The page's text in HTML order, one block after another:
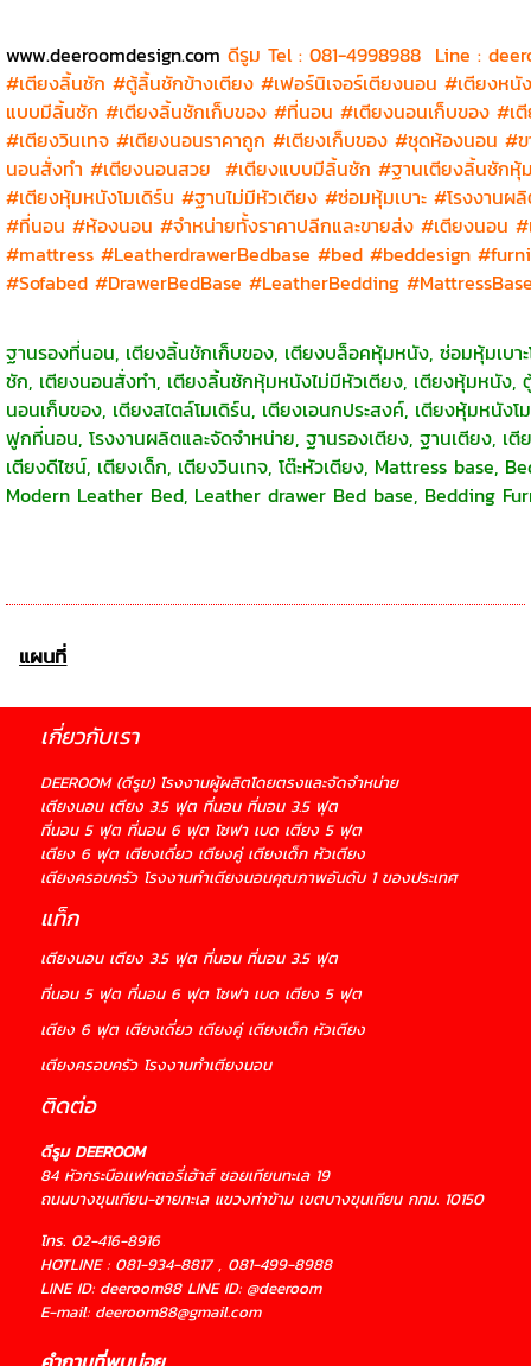
www.deeroomdesign.com ดีรูม Tel : 081-4998988 Line :
#เตียงลิ้นชัก #ตู้ลิ้นชักข้างเตียง #เฟอร์นิเจอร์เตียงนอน #เตียงห
แบบมีลิ้นชัก #เตียงลิ้นชักเก็บของ #ที่นอน #เตียงนอนเก็บของ #
#เตียงวินเทจ #เตียงนอนราคาถูก #เตียงเก็บของ #ชุดห้องนอน
นอนสั่งทำ #เตียงนอนสวย #เตียงแบบมีลิ้นชัก #ฐานเตียงลิ้นชักหุ้
#เตียงหุ้มหนังโมเดิร์น #ฐานไม่มีหัวเตียง #ซ่อมหุ้มเบาะ #โรงงาน
#ที่นอน #ห้องนอน #จำหน่ายทั้งราคาปลีกและขายส่ง #เตียงนอน
#mattress #LeatherdrawerBedbase #bed #beddesign
#Sofabed #DrawerBedBase #LeatherBedding
ฐานรองที่นอน, เตียงลิ้นชักเก็บของ, เตียงบล็อคหุ้มหนัง, ซ่อมหุ้มเบา
ชัก, เตียงนอนสั่งทำ, เตียงลิ้นชักหุ้มหนังไม่มีหัวเตียง, เตียงหุ้มหนัง,
นอนเก็บของ, เตียงสไตล์โมเดิร์น, เตียงเอนกประสงค์, เตียงหุ้มหนังโ
ฟูกที่นอน, โรงงานผลิตและจัดจำหน่าย, ฐานรองเตียง, ฐานเตียง, เ
เตียงดีไซน์, เตียงเด็ก, เตียงวินเทจ, โต๊ะหัวเตียง, Mattress base,
Modern Leather Bed, Leather drawer Bed base, Bedding
แผนที่
เกี่ยวกับเรา
DEEROOM (ดีรูม) โรงงานผู้ผลิตโดยตรงและจัดจำหน่าย
เตียงนอน เตียง 3.5 ฟุต ที่นอน ที่นอน 3.5 ฟุต
ที่นอน 5 ฟุต ที่นอน 6 ฟุต โซฟา เบด เตียง 5 ฟุต
เตียง 6 ฟุต เตียงเดี่ยว เตียงคู่ เตียงเด็ก หัวเตียง
เตียงครอบครัว โรงงานทำเตียงนอนคุณภาพอันดับ 1 ของประเทศ
แท็ก
เตียงนอน เตียง 3.5 ฟุต ที่นอน ที่นอน 3.5 ฟุต
ที่นอน 5 ฟุต ที่นอน 6 ฟุต โซฟา เบด เตียง 5 ฟุต
เตียง 6 ฟุต เตียงเดี่ยว เตียงคู่ เตียงเด็ก หัวเตียง
เตียงครอบครัว โรงงานทำเตียงนอน
ติดต่อ
ดีรูม DEEROOM
84 หัวกระบือเเฟคตอรี่เฮ้าส์ ซอยเทียนทะเล 19
ถนนบางขุนเทียน-ชายทะเล แขวงท่าข้าม เขตบางขุนเทียน กทม. 10150
โทร. 02-416-8916
HOTLINE : 081-934-8817, 081-499-8988
LINE ID: deeroom88LINE ID: @deeroom
E-mail: deeroom88@gmail.com